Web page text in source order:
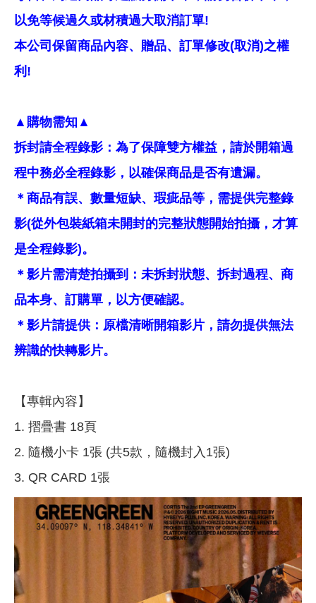
以免等候過久或材積過大取消訂單!
本公司保留商品內容、贈品、訂單修改(取消)之權
利!
▲購物需知▲
拆封請全程錄影：為了保障雙方權益，請於開箱過
程中務必全程錄影，以確保商品是否有遺漏。
＊商品有誤、數量短缺、瑕疵品等，需提供完整錄
影(從外包裝紙箱未開封的完整狀態開始拍攝，才算
是全程錄影)。
＊影片需清楚拍攝到：未拆封狀態、拆封過程、商
品本身、訂購單，以方便確認。
＊影片請提供：原檔清晰開箱影片，請勿提供無法
辨識的快轉影片。
【專輯內容】
1. 摺疊書 18頁
2. 隨機小卡 1張 (共5款，隨機封入1張)
3. QR CARD 1張